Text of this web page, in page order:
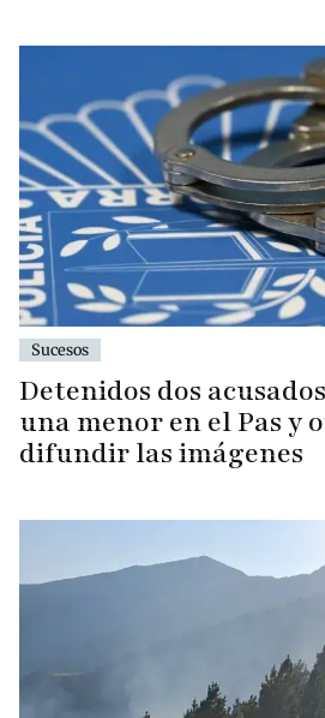
Sucesos
Detenidos dos
una menor en el Pas y
difundir las imágenes